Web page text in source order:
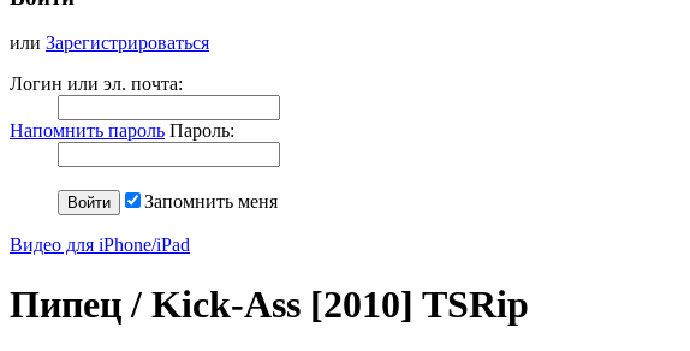
или Зарегистрироваться
Логин или эл. почта:
Напомнить пароль Пароль:
Запомнить меня
Видео для iPhone/iPad
Пипец / Kick-Ass [2010] TSRip